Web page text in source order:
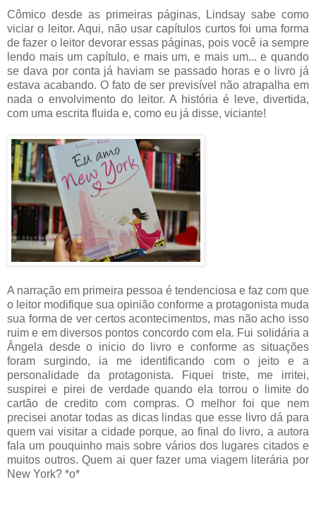
Cômico desde as primeiras páginas, Lindsay sabe como
viciar o leitor. Aqui, não usar capítulos curtos foi uma forma
de fazer o leitor devorar essas páginas, pois você ia sempre
lendo mais um capítulo, e mais um, e mais um... e quando
se dava por conta já haviam se passado horas e o livro já
estava acabando. O fato de ser previsível não atrapalha em
nada o envolvimento do leitor. A história é leve, divertida,
com uma escrita fluida e, como eu já disse, viciante!
A narração em primeira pessoa é tendenciosa e faz com que
o leitor modifique sua opinião conforme a protagonista muda
sua forma de ver certos acontecimentos, mas não acho isso
ruim e em diversos pontos concordo com ela. Fui solidária a
Ângela desde o inicio do livro e conforme as situações
foram surgindo, ia me identificando com o jeito e a
personalidade da protagonista. Fiquei triste, me irritei,
suspirei e pirei de verdade quando ela torrou o limite do
cartão de credito com compras. O melhor foi que nem
precisei anotar todas as dicas lindas que esse livro dá para
quem vai visitar a cidade porque, ao final do livro, a autora
fala um pouquinho mais sobre vários dos lugares citados e
muitos outros. Quem ai quer fazer uma viagem literária por
New York? *o*